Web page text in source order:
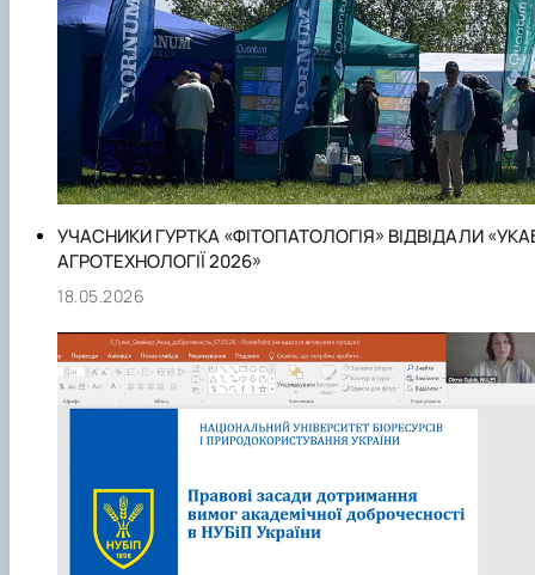
УЧАСНИКИ ГУРТКА «ФІТОПАТОЛОГІЯ» ВІДВІДАЛИ
АГРОТЕХНОЛОГІЇ 2026»
18.05.2026